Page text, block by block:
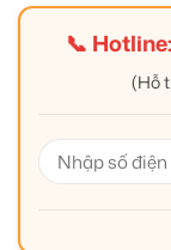
📞 Hotline:
(Hỗ